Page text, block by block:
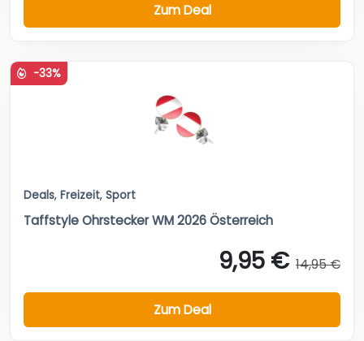
Zum Deal
-33%
Deals, Freizeit, Sport
Taffstyle Ohrstecker WM 2026 Österreich
9,95 € 14,95 €
Zum Deal